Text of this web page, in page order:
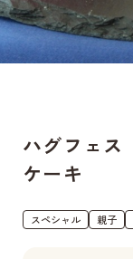
ハグフェ
ケーキ
スペシャル 親子